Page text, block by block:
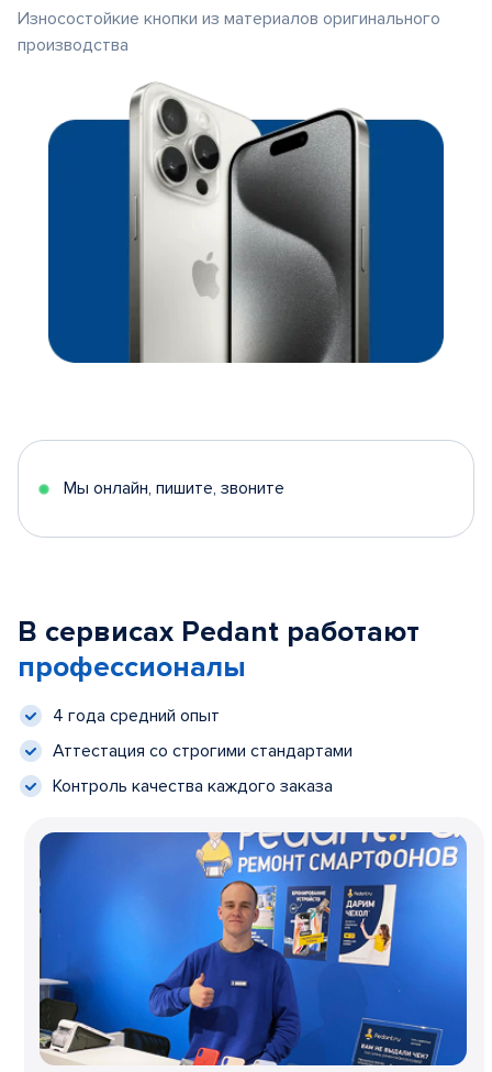
Износостойкие кнопки из материалов оригинального
производства
Мы онлайн, пишите, звоните
В сервисах Pedant работают
профессионалы
4 года средний опыт
Аттестация со строгими стандартами
Контроль качества каждого заказа